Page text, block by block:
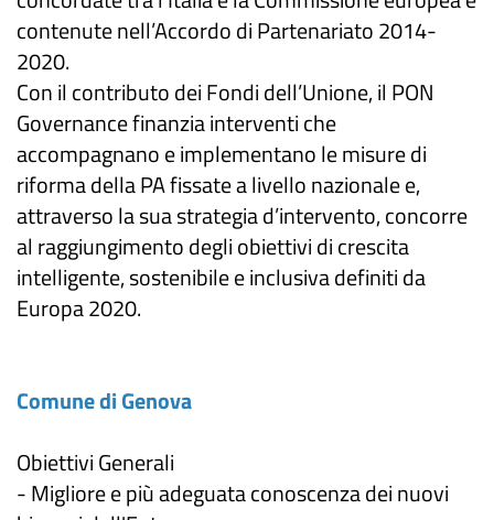
contenute nell’Accordo di Partenariato 2014-
2020.
Con il contributo dei Fondi dell’Unione, il PON
Governance finanzia interventi che
accompagnano e implementano le misure di
riforma della PA fissate a livello nazionale e,
attraverso la sua strategia d’intervento, concorre
al raggiungimento degli obiettivi di crescita
intelligente, sostenibile e inclusiva definiti da
Europa 2020.
Comune di Genova
Obiettivi Generali
- Migliore e più adeguata conoscenza dei nuovi